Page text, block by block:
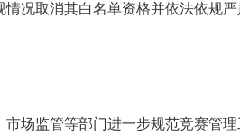
况取消其白名单资格并依法依规
场监管等部门进一步规范竞赛管